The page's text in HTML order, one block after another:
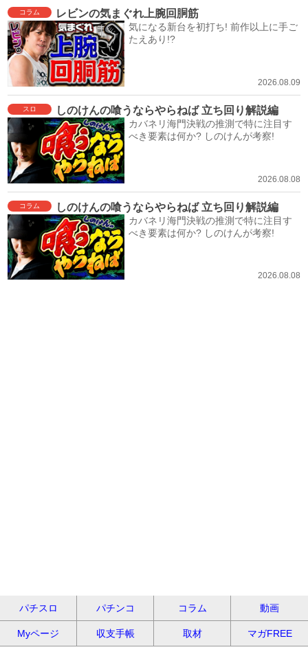
コラム レビンの気まぐれ上腕回胴筋
気になる新台を初打ち! 前作以上に手ご
たえあり!?
2026.08.09
スロ しのけんの喰うならやらねば 立ち回り解説編
カバネリ海門決戦の推測で特に注目す
べき要素は何か? しのけんが考察!
2026.08.08
コラム しのけんの喰うならやらねば 立ち回り解説編
カバネリ海門決戦の推測で特に注目す
べき要素は何か? しのけんが考察!
2026.08.08
パチスロ パチンコ コラム 動画
Myページ 収支手帳 取材 マガFREE